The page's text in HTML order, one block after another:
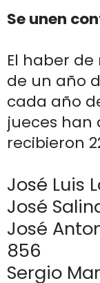
Se unen
El haber
de un año
cada año
jueces han
recibieron
José Luis
José
José
856
Sergio